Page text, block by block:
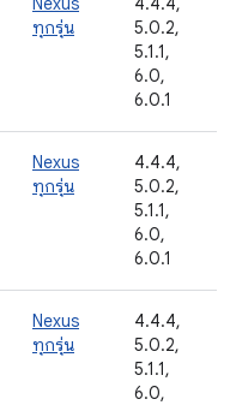
ทุกรุ่น
5.0.2,
5.1.1,
6.0,
6.0.1
Nexus
ทุกรุ่น
4.4.4,
5.0.2,
5.1.1,
6.0,
6.0.1
Nexus
ทุกรุ่น
4.4.4,
5.0.2,
5.1.1,
6.0,